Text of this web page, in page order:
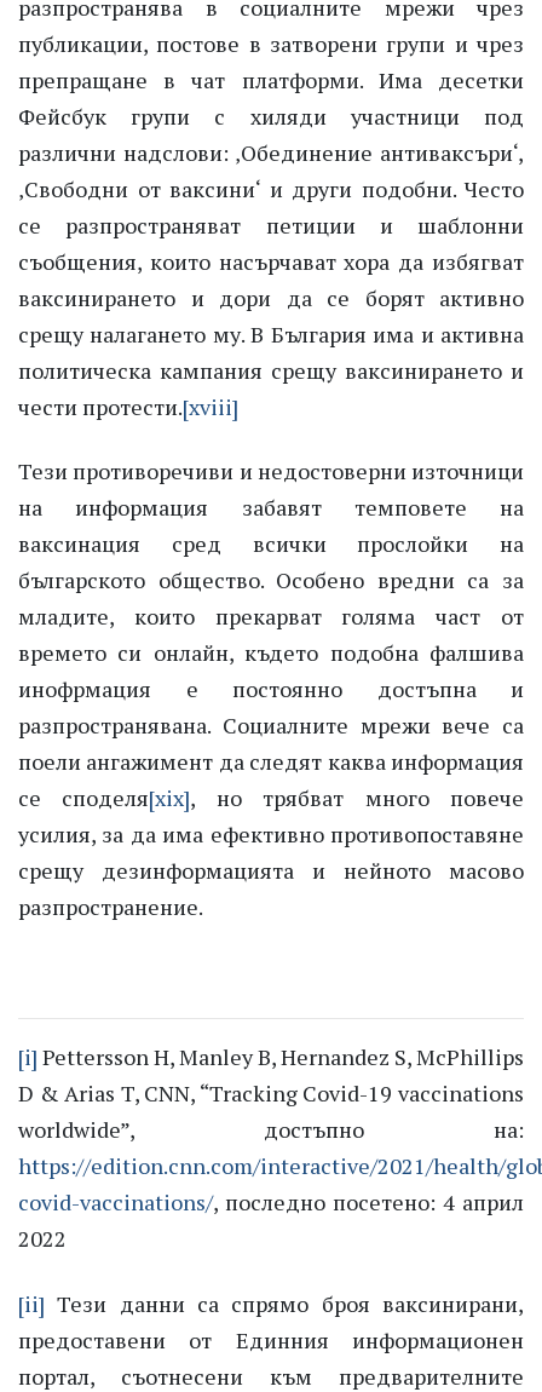
разпространява в социалните мрежи чрез
публикации, постове в затворени групи и чрез
препращане в чат платформи. Има десетки
Фейсбук групи с хиляди участници под
различни надслови: ‚Обединение антиваксъри‘,
‚Свободни от ваксини‘ и други подобни. Често
се разпространяват петиции и шаблонни
съобщения, които насърчават хора да избягват
ваксинирането и дори да се борят активно
срещу налагането му. В България има и активна
политическа кампания срещу ваксинирането и
чести протести.[xviii]
Тези противоречиви и недостоверни източници
на информация забавят темповете на
ваксинация сред всички прослойки на
българското общество. Особено вредни са за
младите, които прекарват голяма част от
времето си онлайн, където подобна фалшива
инофрмация е постоянно достъпна и
разпространявана. Социалните мрежи вече са
поели ангажимент да следят каква информация
се споделя[xix], но трябват много повече
усилия, за да има ефективно противопоставяне
срещу дезинформацията и нейното масово
разпространение.
[i] Pettersson H, Manley B, Hernandez S, McPhillips
D & Arias T, CNN, “Tracking Covid-19 vaccinations
worldwide”, достъпно на:
https://edition.cnn.com/interactive/2021/health/
covid-vaccinations/, последно посетено: 4 април
2022
[ii] Тези данни са спрямо броя ваксинирани,
предоставени от Единния информационен
портал, съотнесени към предварителните